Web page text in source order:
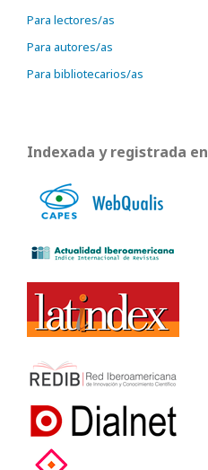
Para lectores/as
Para autores/as
Para bibliotecarios/as
Indexada y registrada en